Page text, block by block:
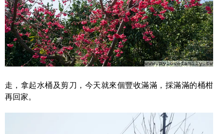
走，拿起水桶及剪刀，今天就來個豐收滿滿，採滿滿的桶柑
再回家。